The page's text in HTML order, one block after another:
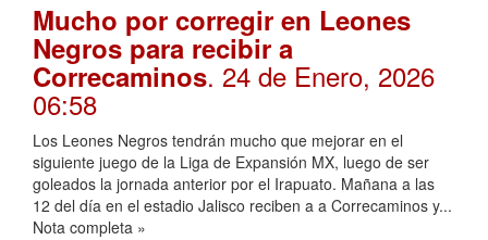
Mucho por corregir en Leones
Negros para recibir a
Correcaminos. 24 de Enero, 2026
06:58
Los Leones Negros tendrán mucho que mejorar en el
siguiente juego de la Liga de Expansión MX, luego de ser
goleados la jornada anterior por el Irapuato. Mañana a las
12 del día en el estadio Jalisco reciben a a Correcaminos y...
Nota completa »